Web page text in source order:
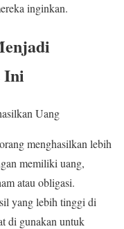
inginkan.
Ini
Uang
menghasilkan lebih
memiliki uang,
atau obligasi.
yang lebih tinggi di
di gunakan untuk